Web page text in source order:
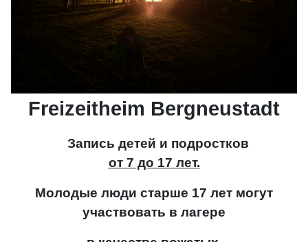
Freizeitheim Bergneustadt
Запись детей и подростков
от 7 до 17 лет.
Молодые люди старше 17 лет могут
участвовать в лагере